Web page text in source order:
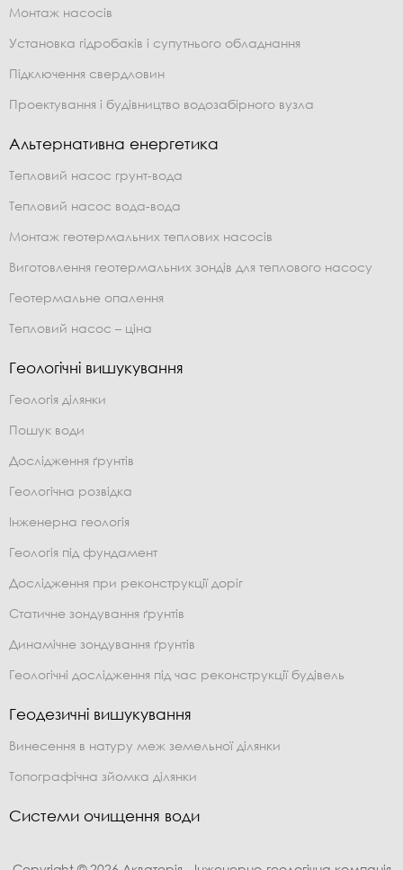
Монтаж насосів
Установка гідробаків і супутнього обладнання
Підключення свердловин
Проектування і будівництво водозабірного вузла
Альтернативна енергетика
Тепловий насос грунт-вода
Тепловий насос вода-вода
Монтаж геотермальних теплових насосів
Виготовлення геотермальних зондів для теплового насосу
Геотермальне опалення
Тепловий насос – ціна
Геологічні вишукування
Геологія ділянки
Пошук води
Дослідження ґрунтів
Геологічна розвідка
Інженерна геологія
Геологія під фундамент
Дослідження при реконструкції доріг
Статичне зондування ґрунтів
Динамічне зондування ґрунтів
Геологічні дослідження під час реконструкції будівель
Геодезичні вишукування
Винесення в натуру меж земельної ділянки
Топографічна зйомка ділянки
Системи очищення води